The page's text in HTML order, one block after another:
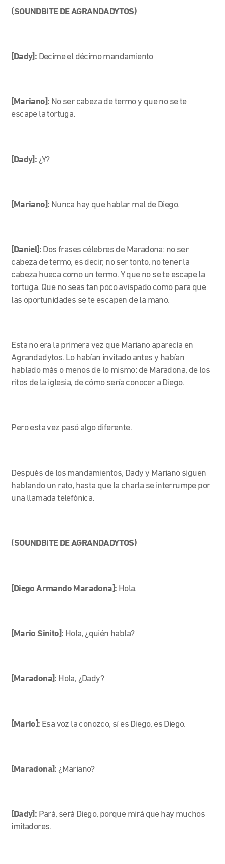
(SOUNDBITE DE AGRANDADYTOS)
[Dady]: Decime el décimo mandamiento
[Mariano]: No ser cabeza de termo y que no se te
escape la tortuga.
[Dady]: ¿Y?
[Mariano]: Nunca hay que hablar mal de Diego.
[Daniel]: Dos frases célebres de Maradona: no ser
cabeza de termo, es decir, no ser tonto, no tener la
cabeza hueca como un termo. Y que no se te escape la
tortuga. Que no seas tan poco avispado como para que
las oportunidades se te escapen de la mano.
Esta no era la primera vez que Mariano aparecía en
Agrandadytos. Lo habían invitado antes y habían
hablado más o menos de lo mismo: de Maradona, de los
ritos de la iglesia, de cómo sería conocer a Diego.
Pero esta vez pasó algo diferente.
Después de los mandamientos, Dady y Mariano siguen
hablando un rato, hasta que la charla se interrumpe por
una llamada telefónica.
(SOUNDBITE DE AGRANDADYTOS)
[Diego Armando Maradona]: Hola.
[Mario Sinito]: Hola, ¿quién habla?
[Maradona]: Hola, ¿Dady?
[Mario]: Esa voz la conozco, sí es Diego, es Diego.
[Maradona]: ¿Mariano?
[Dady]: Pará, será Diego, porque mirá que hay muchos
imitadores.